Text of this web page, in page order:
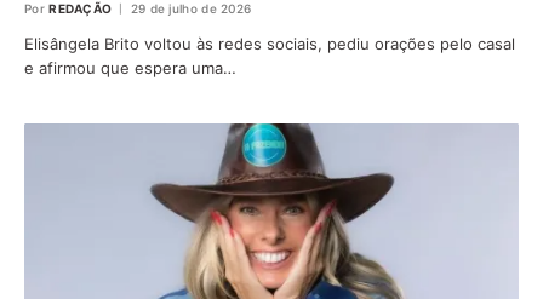
Por REDAÇÃO 29 de julho de 2026
Elisângela Brito voltou às redes sociais, pediu orações pelo casal
e afirmou que espera uma…